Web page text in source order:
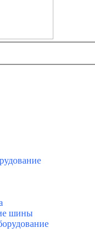
шины